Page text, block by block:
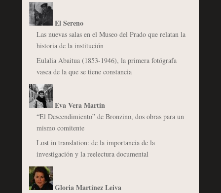
El Sereno
Las nuevas salas en el Museo del Prado que relatan la
historia de la institución
Eulalia Abaitua (1853-1946), la primera fotógrafa
vasca de la que se tiene constancia
Eva Vera Martín
“El Descendimiento” de Bronzino, dos obras para un
mismo comitente
Lost in translation: de la importancia de la
investigación y la reelectura documental
Gloria Martínez Leiva